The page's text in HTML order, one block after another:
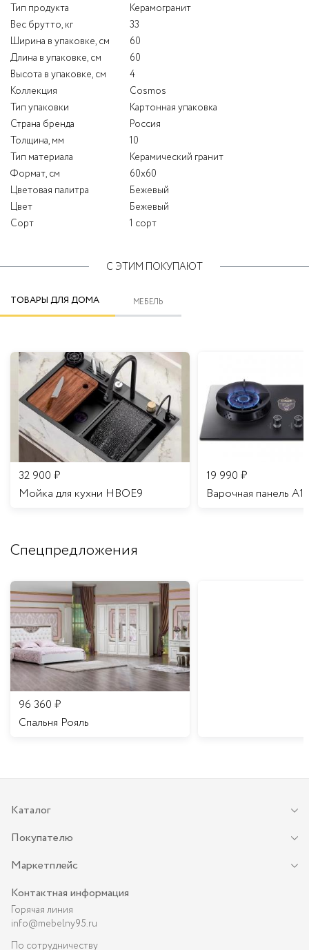
Тип продукта
Керамогранит
Вес брутто, кг
33
Ширина в упаковке, см
60
Длина в упаковке, см
60
Высота в упаковке, см
4
Коллекция
Cosmos
Тип упаковки
Картонная упаковка
Страна бренда
Россия
Толщина, мм
10
Тип материала
Керамический гранит
Формат, см
60x60
Цветовая палитра
Бежевый
Цвет
Бежевый
Сорт
1 сорт
С ЭТИМ ПОКУПАЮТ
ТОВАРЫ ДЛЯ ДОМА МЕБЕЛЬ
32 900 ₽
Мойка для кухни HBOE9
19 990 ₽
Варочная панель A16
Спецпредложения
96 360 ₽
Спальня Рояль
Каталог
Покупателю
Маркетплейс
Контактная информация
Горячая линия
info@mebelny95.ru
По сотрудничеству